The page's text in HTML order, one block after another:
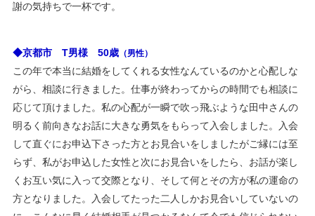
6月1日午前0時よりカラオケ、ライブハウス、
引き続き、手洗い、マスク着用し、三密を避
けて、第二波の感染予防
に努力しましょう！
2020/05/26 午前0時より、東京他3県、1道の緊急事態宣言
が解除されました。
これで、全ての都道府県で緊急事態宣言が解
除となりました。
2020/05/23 午前0時より、京阪神は緊急事態宣言が解除され
ました。
引き続き、手洗い、マスク着用、ソーシャル
謝の気持ちで一杯です。
◆京都市 T男様 50歳（男性）
この年で本当に結婚をしてくれる女性なんているのかと心配しな
がら、相談に行きました。仕事が終わってからの時間でも相談に
応じて頂けました。私の心配が一瞬で吹っ飛ぶような田中さんの
明るく前向きなお話に大きな勇気をもらって入会しました。入会
して直ぐにお申込下さった方とお見合いをしましたがご縁には至
らず、私がお申込した女性と次にお見合いをしたら、お話が楽し
くお互い気に入って交際となり、そして何とその方が私の運命の
方となりました。入会してたった二人しかお見合いしていないの